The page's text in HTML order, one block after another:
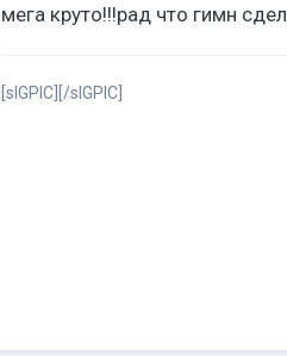
мега круто!!!рад что гимн
[sIGPIC][/sIGPIC]